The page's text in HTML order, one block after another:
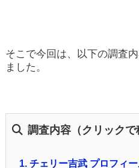
そこで今回は、以下の調査
ました。
調査内容（クリックで
1. チェリー吉武 プロフィ